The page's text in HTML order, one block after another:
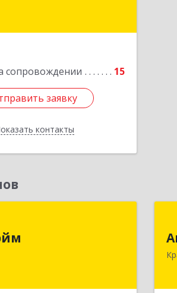
сопровождении 15
заявку
контакты
заявку
Назад
г, Батурина ул, дом № 32,